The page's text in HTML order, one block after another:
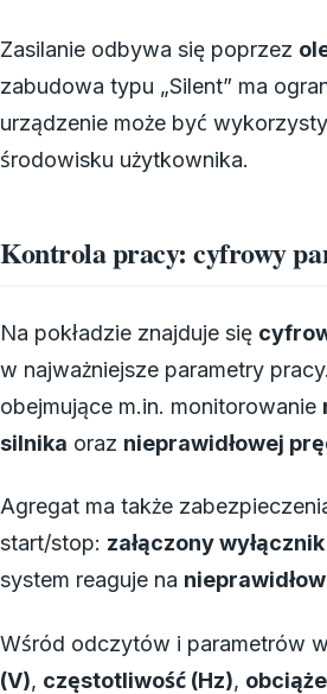
Zasilanie odbywa się poprzez
zabudowa typu „Silent” ma
urządzenie może być
środowisku użytkownika.
Kontrola pracy: cyfrowy
Na pokładzie znajduje się
w najważniejsze parametry
obejmujące m.in. monitorowanie
silnika oraz nieprawidłowej
Agregat ma także
start/stop: załączony
system reaguje na
Wśród odczytów i parametrów
(V), częstotliwość (Hz),